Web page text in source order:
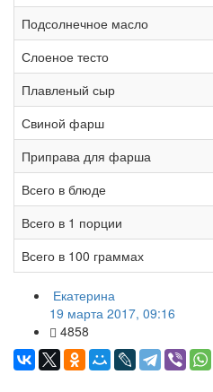
Подсолнечное масло
Слоеное тесто
Плавленый сыр
Свиной фарш
Приправа для фарша
Всего в блюде
Всего в 1 порции
Всего в 100 граммах
Екатерина
19 марта 2017, 09:16
4858